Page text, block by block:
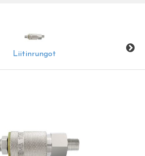
Liitinrungot